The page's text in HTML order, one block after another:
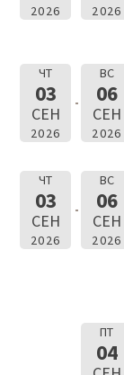
2026 2026
ЧТ
03
СЕН
2026
ВС
06
СЕН
2026
ЧТ
03
СЕН
2026
ВС
06
СЕН
2026
ПТ
04